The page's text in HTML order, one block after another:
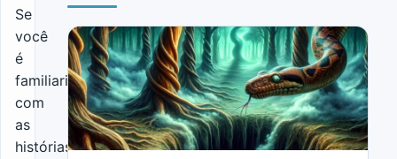
Se
você
é
familiarizado
com
as
histórias